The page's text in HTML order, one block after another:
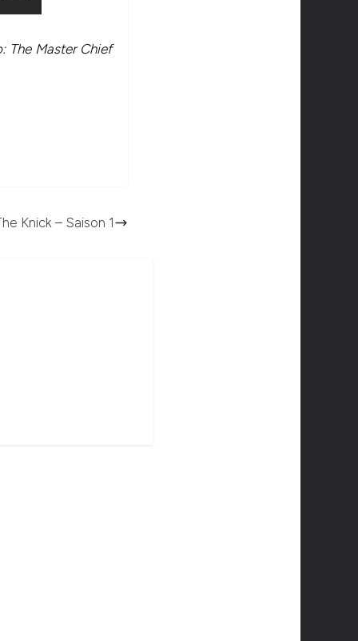
The Master Chief
Knick – Saison 1